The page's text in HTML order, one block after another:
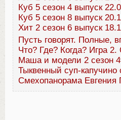
Куб 5 сезон 4 выпуск
Куб 5 сезон 8 выпуск
Хит 2 сезон 6 выпуск
Пусть говорят. Полные,
Что? Где? Когда? Игра
Маша и модели 2 сезон
Тыквенный суп-
Смехопанорама Евгения